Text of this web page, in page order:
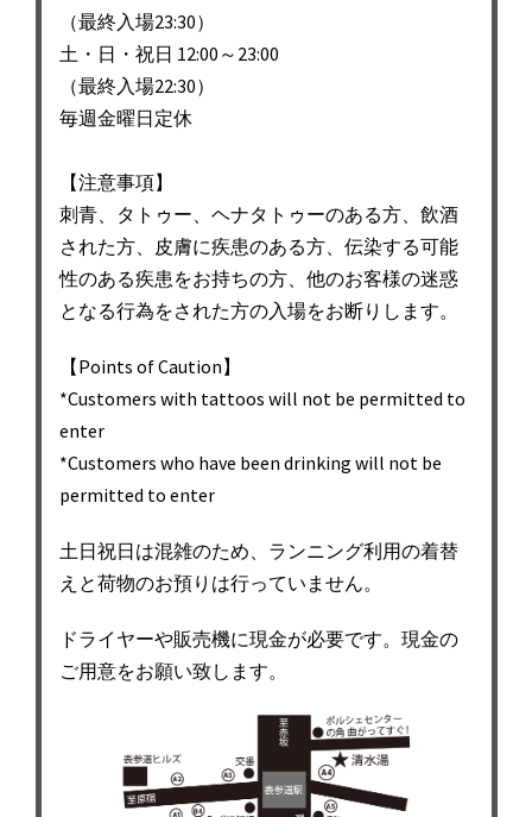
（最終入場23:30）
土・日・祝日 12:00～23:00
（最終入場22:30）
毎週金曜日定休
【注意事項】
刺青、タトゥー、ヘナタトゥーのある方、飲酒
された方、皮膚に疾患のある方、伝染する可能
性のある疾患をお持ちの方、他のお客様の迷惑
となる行為をされた方の入場をお断りします。
【Points of Caution】
*Customers with tattoos will not be permitted to
enter
*Customers who have been drinking will not be
permitted to enter
土日祝日は混雑のため、ランニング利用の着替
えと荷物のお預りは行っていません。
ドライヤーや販売機に現金が必要です。現金の
ご用意をお願い致します。